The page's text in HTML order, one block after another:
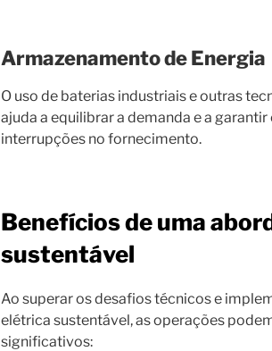
Armazenamento de Energia
O uso de baterias industriais e outras
ajuda a equilibrar a demanda e a
interrupções no fornecimento.
Benefícios de uma
sustentável
Ao superar os desafios técnicos e
elétrica sustentável, as operações
significativos: